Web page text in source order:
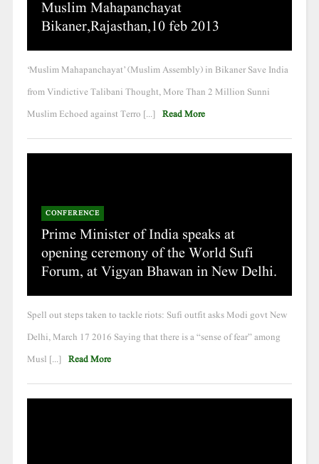
Muslim Mahapanchayat
Bikaner,Rajasthan,10 feb 2013
‘Muslim Mahapanchayat’ (Muslim Assembly) in Bikaner Save India
from Vindictive Talibani Thought, More Than 2 Million Sunni
Muslim Echoed against Terro [...] Read More
CONFERENCE
Prime Minister of India speaks at
opening ceremony of the World Sufi
Forum, at Vigyan Bhawan in New Delhi.
Spell out steps taken to tackle riots: Sufi outfit asks Modi govt New
Delhi, March 17 2016 Saying that there is a “sense of fear” among
Musl [...] Read More